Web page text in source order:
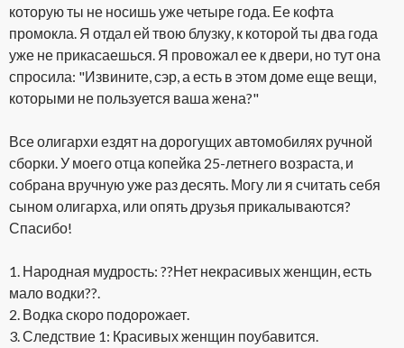
которую ты не носишь уже четыре года. Ее кофта
промокла. Я отдал ей твою блузку, к которой ты два года
уже не прикасаешься. Я провожал ее к двери, но тут она
спросила: "Извините, сэр, а есть в этом доме еще вещи,
которыми не пользуется ваша жена?"
Все олигархи ездят на дорогущих автомобилях ручной
сборки. У моего отца копейка 25-летнего возраста, и
собрана вручную уже раз десять. Могу ли я считать себя
сыном олигарха, или опять друзья прикалываются?
Спасибо!
1. Народная мудрость: ??Нет некрасивых женщин, есть
мало водки??.
2. Водка скоро подорожает.
3. Следствие 1: Красивых женщин поубавится.